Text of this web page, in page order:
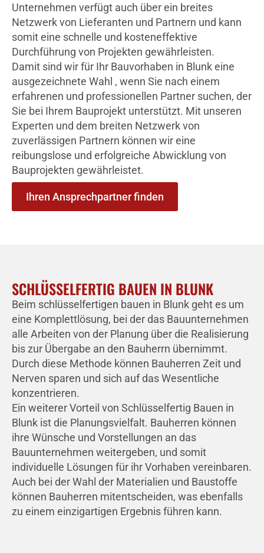
Unternehmen verfügt auch über ein breites
Netzwerk von Lieferanten und Partnern und kann
somit eine schnelle und kosteneffektive
Durchführung von Projekten gewährleisten.
Damit sind wir für Ihr Bauvorhaben in Blunk eine
ausgezeichnete Wahl , wenn Sie nach einem
erfahrenen und professionellen Partner suchen, der
Sie bei Ihrem Bauprojekt unterstützt. Mit unseren
Experten und dem breiten Netzwerk von
zuverlässigen Partnern können wir eine
reibungslose und erfolgreiche Abwicklung von
Bauprojekten gewährleistet.
Ihren Ansprechpartner finden
SCHLÜSSELFERTIG BAUEN IN BLUNK
Beim schlüsselfertigen bauen in Blunk geht es um
eine Komplettlösung, bei der das Bauunternehmen
alle Arbeiten von der Planung über die Realisierung
bis zur Übergabe an den Bauherrn übernimmt.
Durch diese Methode können Bauherren Zeit und
Nerven sparen und sich auf das Wesentliche
konzentrieren.
Ein weiterer Vorteil von Schlüsselfertig Bauen in
Blunk ist die Planungsvielfalt. Bauherren können
ihre Wünsche und Vorstellungen an das
Bauunternehmen weitergeben, und somit
individuelle Lösungen für ihr Vorhaben vereinbaren.
Auch bei der Wahl der Materialien und Baustoffe
können Bauherren mitentscheiden, was ebenfalls
zu einem einzigartigen Ergebnis führen kann.